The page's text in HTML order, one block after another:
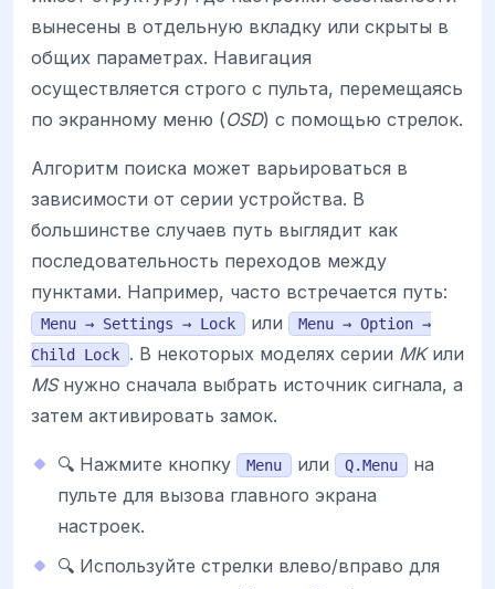
вынесены в отдельную вкладку или скрыты в
общих параметрах. Навигация
осуществляется строго с пульта, перемещаясь
по экранному меню (OSD) с помощью стрелок.
Алгоритм поиска может варьироваться в
зависимости от серии устройства. В
большинстве случаев путь выглядит как
последовательность переходов между
пунктами. Например, часто встречается путь:
Menu → Settings → Lock или
Menu → Option →
Child Lock
. В некоторых моделях серии MKили
MSнужно сначала выбрать источник сигнала, а
затем активировать замок.
🔍 Нажмите кнопку Menu или Q.Menu
на
пульте для вызова главного экрана
настроек.
🔍 Используйте стрелки влево/вправо для